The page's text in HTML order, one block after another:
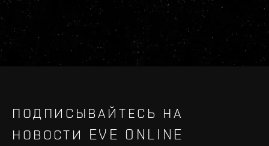
ПОДПИСЫВАЙТЕСЬ НА
НОВОСТИ EVE ONLINE